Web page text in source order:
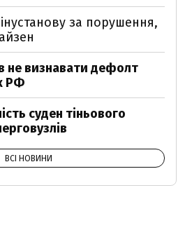
за порушення,
не визнавати дефолт
РФ
суден тіньового
ВСІ НОВИНИ